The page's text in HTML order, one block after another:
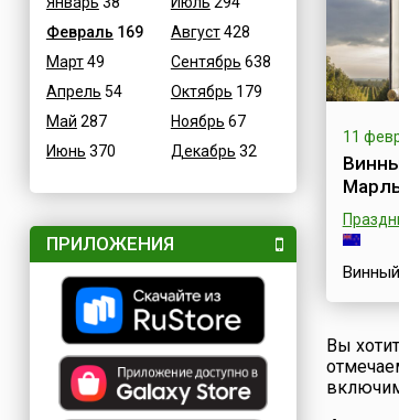
Февраль 169
Март49
Апрель 54
Май 287
Июнь 370
Август428
Сентябрь 638
Октябрь 179
Ноябрь 67
Декабрь 32
ПРИЛОЖЕНИЯ
в
зимой
11
Вы